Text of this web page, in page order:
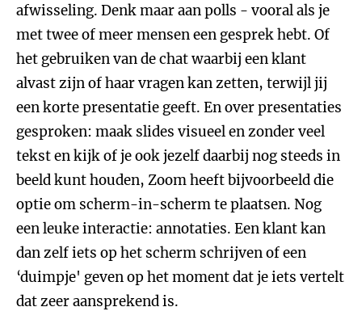
afwisseling. Denk maar aan polls - vooral als je
met twee of meer mensen een gesprek hebt. Of
het gebruiken van de chat waarbij een klant
alvast zijn of haar vragen kan zetten, terwijl jij
een korte presentatie geeft. En over presentaties
gesproken: maak slides visueel en zonder veel
tekst en kijk of je ook jezelf daarbij nog steeds in
beeld kunt houden, Zoom heeft bijvoorbeeld die
optie om scherm-in-scherm te plaatsen. Nog
een leuke interactie: annotaties. Een klant kan
dan zelf iets op het scherm schrijven of een
‘duimpje' geven op het moment dat je iets vertelt
dat zeer aansprekend is.